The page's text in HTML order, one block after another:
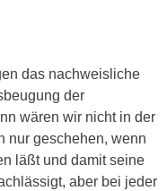
das nachweisliche
der
wären wir nicht in der
nur geschehen, wenn
läßt und damit seine
aber bei jeder